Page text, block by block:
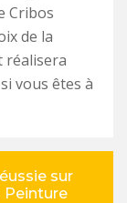
Cribos
de la
réalisera
vous êtes à
sur
Peinture